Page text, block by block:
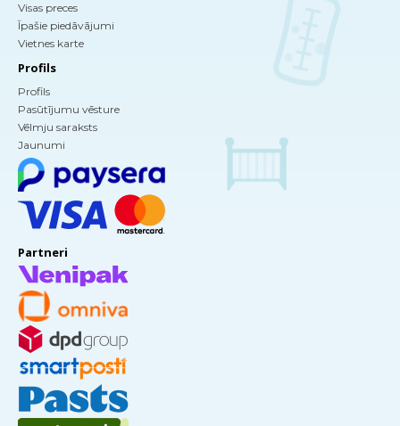
Visas preces
Īpašie piedāvājumi
Vietnes karte
Profils
Profils
Pasūtījumu vēsture
Vēlmju saraksts
Jaunumi
Partneri